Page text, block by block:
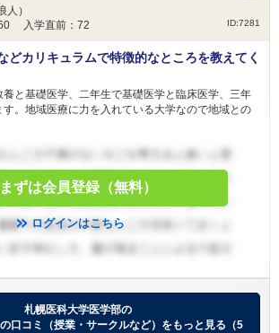
人）
60 入学直前：72
ID:7281
どカリキュラムで特徴的なところを教えてく
と基礎医学、二年生で基礎医学と臨床医学、三年
。地域医療に力を入れている大学なので地域との
まずは会員登録（無料）
ログインはこちら
札幌医科大学医学部の
口コミ（授業・サークルなど）をもっと見る（5